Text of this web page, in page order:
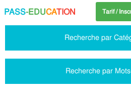
PASS-EDUCATION Tarif /
Recherche par
Recherche par